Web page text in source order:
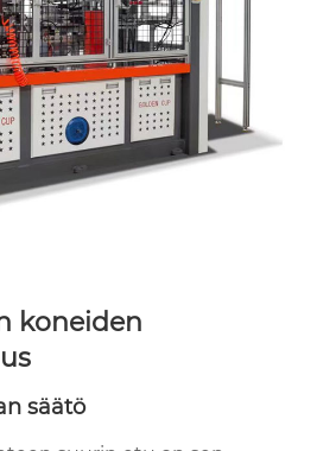
koneiden
säätö